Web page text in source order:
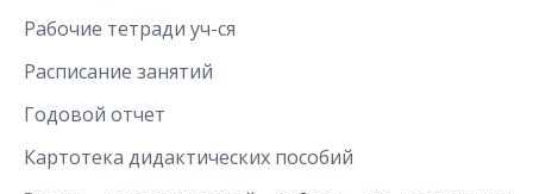
Рабочие тетради уч-ся
Расписание занятий
Годовой отчет
Картотека дидактических пособий